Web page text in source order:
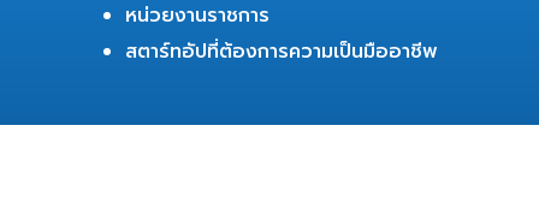
หน่วยงานราชการ
สตาร์ทอัปที่ต้องการความเป็นมืออาชีพ